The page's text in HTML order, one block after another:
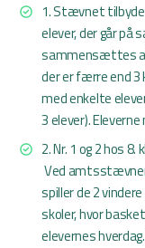
1. Stævnet
elever, der går på
sammensættes
der er færre end 3
med enkelte
3 elever).
2. Nr. 1 og 2 hos
Ved
spiller de 2
skoler, hvor
elevernes